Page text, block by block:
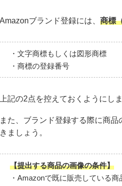
Amazonブランド登録には、 商標
・文字商標もしくは図形商標
・商標の登録番号
上記の2点を控えておくようにし
また、ブランド登録する際に商
きましょう。
【提出する商品の画像の条件】
・Amazonで既に販売している